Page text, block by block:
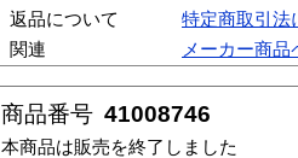
返品について
特定商取引法
関連
メーカー商品
商品番号 41008746
本商品は販売を終了しました